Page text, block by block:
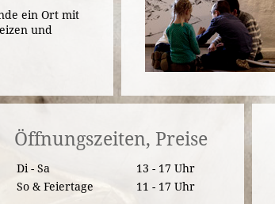
ein Ort mit
und
Öffnungszeiten, Preise
Di - Sa
13 - 17 Uhr
So & Feiertage
11 - 17 Uhr